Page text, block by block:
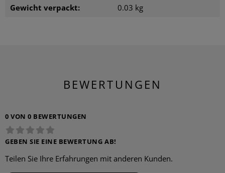
Gewicht verpackt:
0.03 kg
BEWERTUNGEN
0 VON 0 BEWERTUNGEN
GEBEN SIE EINE BEWERTUNG AB!
Teilen Sie Ihre Erfahrungen mit anderen Kunden.